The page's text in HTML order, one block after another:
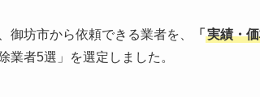
御坊市から依頼できる業者を、 「 実績・
業者5選」を選定しました。